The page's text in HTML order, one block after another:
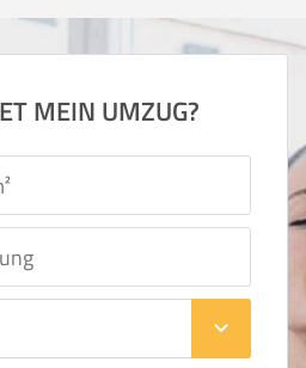
MEIN UMZUG?
keyboard_arrow_down